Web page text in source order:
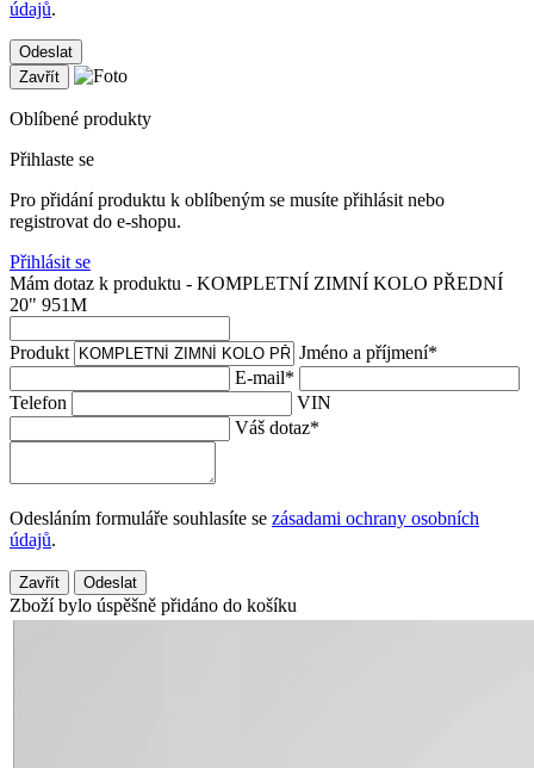
údajů.
Odeslat
Zavřít
Oblíbené produkty
Přihlaste se
Pro přidání produktu k oblíbeným se musíte přihlásit nebo
registrovat do e-shopu.
Přihlásit se
Mám dotaz k produktu - KOMPLETNÍ ZIMNÍ KOLO PŘEDNÍ
20" 951M
Produkt Jméno a příjmení*
E-mail*
Telefon
VIN
Váš dotaz*
Odesláním formuláře souhlasíte se zásadami ochrany osobních
údajů.
Zavřít Odeslat
Zboží bylo úspěšně přidáno do košíku